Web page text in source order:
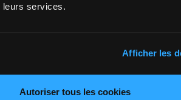
leurs services.
Afficher les
Autoriser tous les cookies